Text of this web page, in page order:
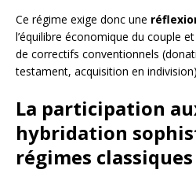
Ce régime exige donc une
l’équilibre économique du couple
de correctifs conventionnels
testament, acquisition en
La participation
hybridation
régimes classiques